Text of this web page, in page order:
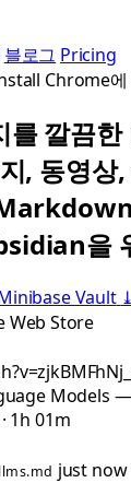
블로그 Pricing
Chrome에
를 깔끔
, 동영상
을
Vault ⤓
Web Store
Models
1h 01m
just now